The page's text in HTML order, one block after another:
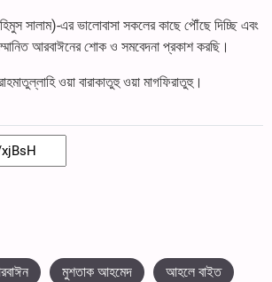
সালাম)-এর ভালোবাসা সকলের কাছে পৌঁছে দিচ্ছি এবং
আরবাঈনের শোক ও সমবেদনা প্রকাশ করছি।
ওয়া বারাকাতুহু ওয়া মাগফিরাতুহু।
মুশতাক আহমেদ আহলে বাইত